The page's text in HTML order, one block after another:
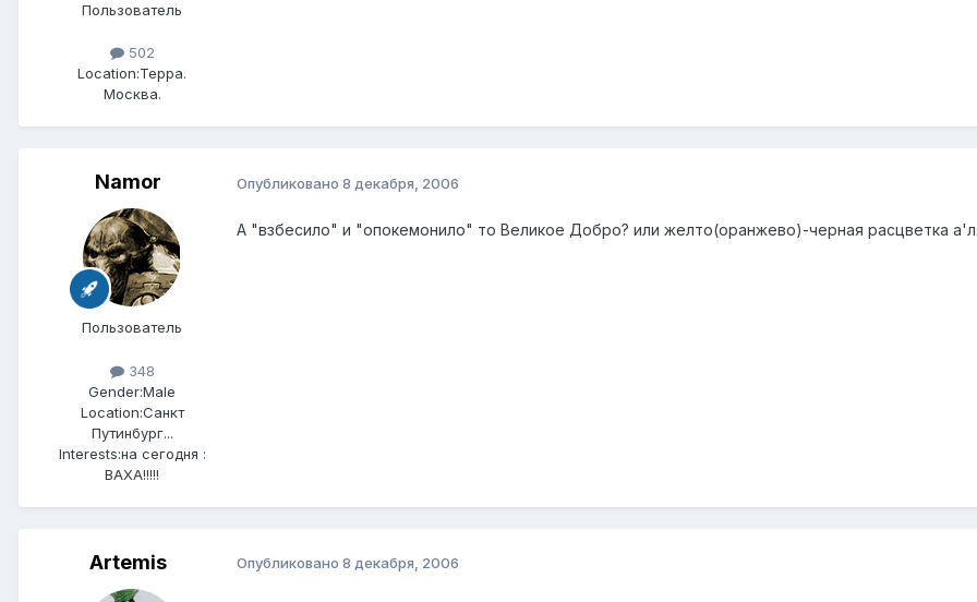
Пользователь
502
Location:Терра.
Москва.
Namor
Пользователь
348
Gender:Male
Location:Санкт
Путинбург...
Interests:на сегодня :
ВАХА!!!!!
Опубликовано 8 декабря, 2006
А "взбесило" и "опокемонило" то Великое Добро? или желто(оранжево)-черная расцветка
Artemis Опубликовано 8 декабря, 2006